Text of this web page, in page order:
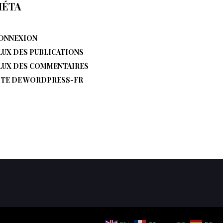
DES PUBLICATIONS
DES COMMENTAIRES
DE WORDPRESS-FR